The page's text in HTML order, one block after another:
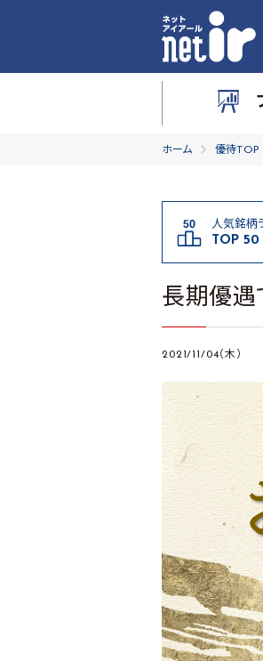
ホーム 優待TOP
人気銘柄
TOP 50
長期優遇
2021/11/04（木）